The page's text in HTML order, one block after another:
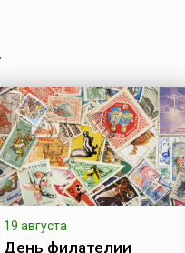
19 августа
День филателии